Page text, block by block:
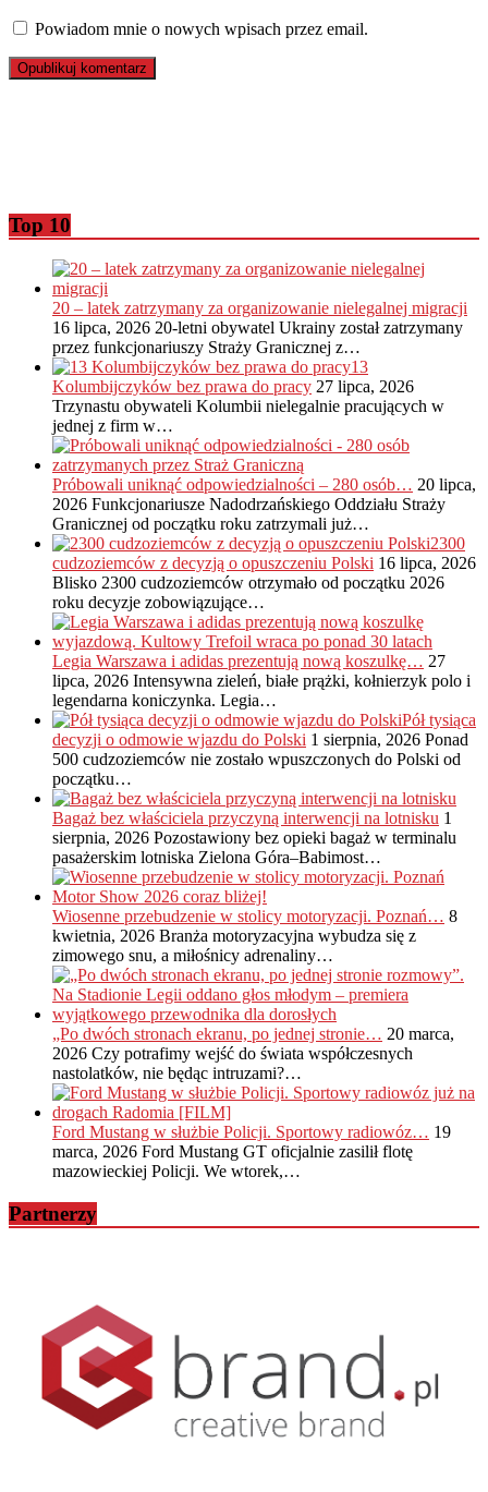
Powiadom mnie o nowych wpisach przez email.
Top 10
20 – latek zatrzymany za organizowanie nielegalnej migracji
16 lipca, 2026 20-letni obywatel Ukrainy został zatrzymany
przez funkcjonariuszy Straży Granicznej z…
13
Kolumbijczyków bez prawa do pracy 27 lipca, 2026
Trzynastu obywateli Kolumbii nielegalnie pracujących w
jednej z firm w…
Próbowali uniknąć odpowiedzialności – 280 osób… 20 lipca,
2026 Funkcjonariusze Nadodrzańskiego Oddziału Straży
Granicznej od początku roku zatrzymali już…
2300
cudzoziemców z decyzją o opuszczeniu Polski 16 lipca, 2026
Blisko 2300 cudzoziemców otrzymało od początku 2026
roku decyzje zobowiązujące…
Legia Warszawa i adidas prezentują nową koszulkę… 27
lipca, 2026 Intensywna zieleń, białe prążki, kołnierzyk polo i
legendarna koniczynka. Legia…
Pół tysiąca
decyzji o odmowie wjazdu do Polski 1 sierpnia, 2026 Ponad
500 cudzoziemców nie zostało wpuszczonych do Polski od
początku…
Bagaż bez właściciela przyczyną interwencji na lotnisku 1
sierpnia, 2026 Pozostawiony bez opieki bagaż w terminalu
pasażerskim lotniska Zielona Góra–Babimost…
Wiosenne przebudzenie w stolicy motoryzacji. Poznań… 8
kwietnia, 2026 Branża motoryzacyjna wybudza się z
zimowego snu, a miłośnicy adrenaliny…
„Po dwóch stronach ekranu, po jednej stronie… 20 marca,
2026 Czy potrafimy wejść do świata współczesnych
nastolatków, nie będąc intruzami?…
Ford Mustang w służbie Policji. Sportowy radiowóz… 19
marca, 2026 Ford Mustang GT oficjalnie zasilił flotę
mazowieckiej Policji. We wtorek,…
Partnerzy